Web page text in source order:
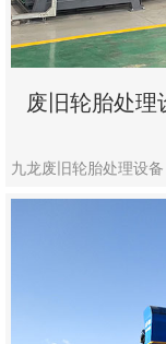
废旧轮胎处理
九龙废旧轮胎处理设